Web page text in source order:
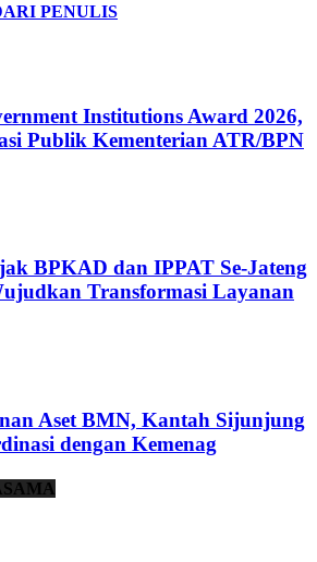
PENULIS
Institutions Award 2026,
Publik Kementerian ATR/BPN
BPKAD dan IPPAT Se-Jateng
Transformasi Layanan
Aset BMN, Kantah Sijunjung
dengan Kemenag